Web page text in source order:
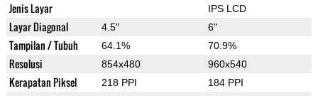
Jenis Layar IPS LCD
Layar Diagonal 4.5" 6"
Tampilan / Tubuh 64.1% 70.9%
Resolusi 854x480 960x540
Kerapatan Piksel 218 PPI 184 PPI